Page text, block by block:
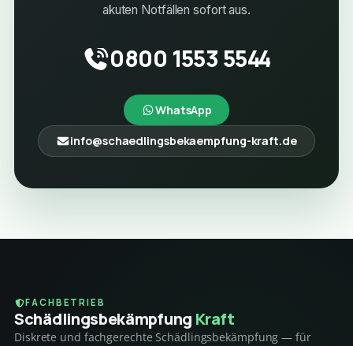
akuten Notfällen sofort aus.
0800 1553 5544
WhatsApp
info@schaedlingsbekaempfung-kraft.de
FACHBETRIEB
Schädlings­bekämpfung Kraft
Diskrete und fachgerechte Schädlingsbekämpfung — für